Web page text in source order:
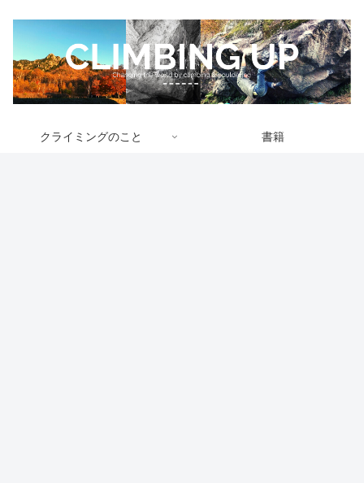
クライミングのこと 書籍